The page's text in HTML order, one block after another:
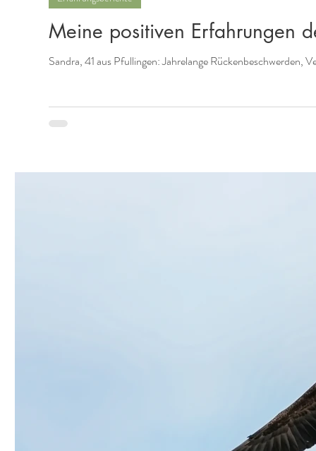
Meine positiven Erfahrungen
Sandra, 41 aus Pfullingen: Jahrelange